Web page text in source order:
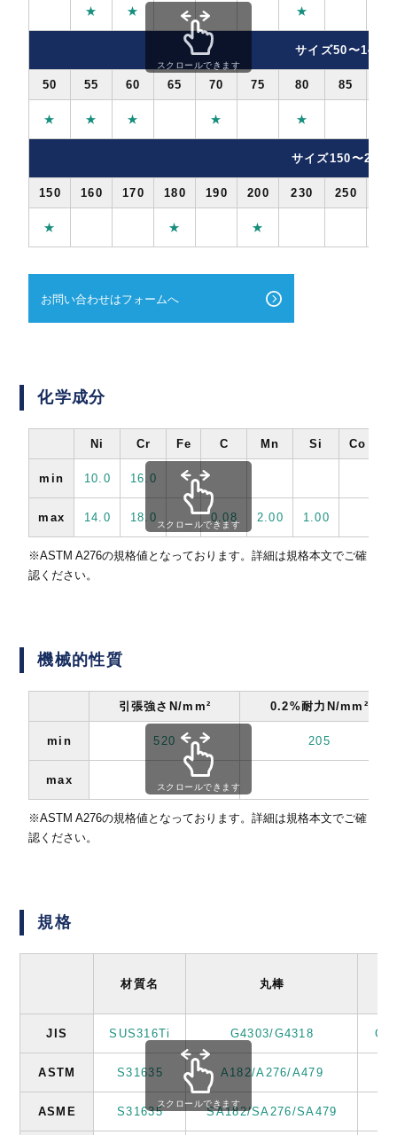
★ ★ ★
サイズ50〜140
50 55 60 65 70 75 80 85
★ ★ ★ ★ ★
サイズ150〜250
150 160 170 180 190 200 230 250
★ ★ ★
スクロールできます
お問い合わせはフォームへ
化学成分
Ni Cr Fe C Mn Si Co
min 10.0 16.0
max 14.0 18.0 0.08 2.00 1.00
スクロールできます
※ASTM A276の規格値となっております。詳細は規格本文でご確
認ください。
機械的性質
引張強さN/mm² 0.2%耐力N/mm²
min 520 205
max スクロールできます
※ASTM A276の規格値となっております。詳細は規格本文でご確
認ください。
規格
材質名 丸棒
JIS SUS316Ti G4303/G4318
ASTM S31635 A182/A276/A479
ASME S31635 SA182/SA276/SA479
スクロールできます